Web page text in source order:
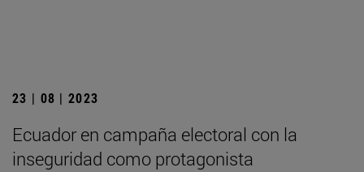
23 | 08 | 2023
Ecuador en campaña electoral con la
inseguridad como protagonista